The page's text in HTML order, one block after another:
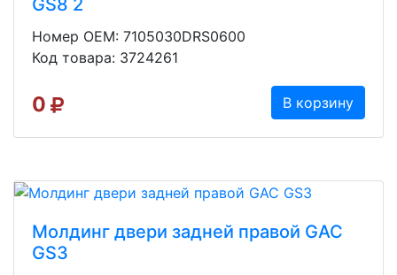
Номер OEM: 7105030DRS0600
Код товара: 3724261
0 В корзину
Молдинг двери задней правой GAC
GS3